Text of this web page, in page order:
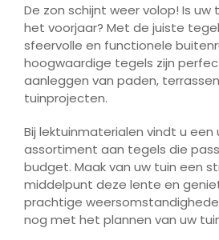
De zon schijnt weer volop! Is uw
het voorjaar? Met de juiste
sfeervolle en functionele
hoogwaardige tegels zijn
aanleggen van paden,
tuinprojecten.
Bij lektuinmaterialen vindt u een
assortiment aan tegels die
budget. Maak van uw tuin een
middelpunt deze lente en
prachtige
nog met het plannen van uw